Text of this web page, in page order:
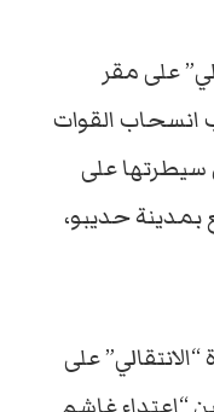
على مقر
القوات
على
حديبو،
على